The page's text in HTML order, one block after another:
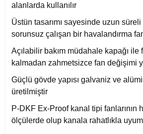
alanlarda kullanılır
Üstün tasarımı sayesinde uzun
sorunsuz çalışan bir havalandırma
Açılabilir bakım müdahale kapağı ile
kalmadan zahmetsizce fan değişimi
Güçlü gövde yapısı galvaniz ve
üretilmiştir
P-DKF Ex-Proof kanal tipi fanlarının
ölçülerde olup kanala rahatlıkla